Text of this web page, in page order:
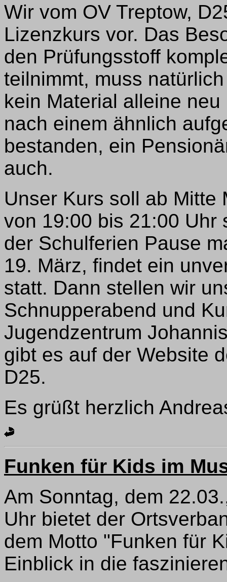
Wir vom OV Treptow,
Lizenzkurs vor. Das
den Prüfungsstoff
teilnimmt, muss
kein Material alleine
nach einem ähnlich
bestanden, ein
auch.
Unser Kurs soll ab Mitte
von 19:00 bis 21:00 Uhr
der Schulferien Pause
19. März, findet ein
statt. Dann stellen wir
Schnupperabend und
Jugendzentrum
gibt es auf der Website
D25.
Es grüßt herzlich
Funken für Kids im
Am Sonntag, dem
Uhr bietet der
dem Motto "Funken für
Einblick in die